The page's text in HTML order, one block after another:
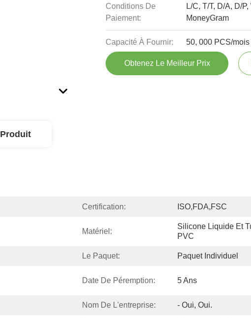
Conditions De
Paiement:
L/C, T/T, D/A, D/
MoneyGram
Capacité À Fournir: 50, 000 PCS/mois
Obtenez Le Meilleur Prix
Certification: ISO,FDA,FSC
Matériel:
Silicone Liquide Et
PVC
Le Paquet: Paquet Individuel
Date De Péremption: 5 Ans
Nom De L'entreprise: - Oui, Oui.